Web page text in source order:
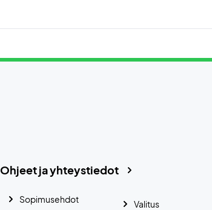
Ohjeet ja yhteystiedot
Sopimusehdot Valitus